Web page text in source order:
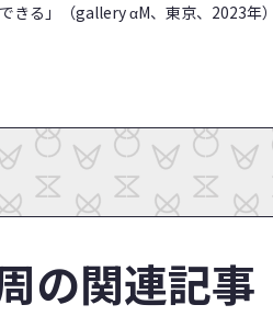
きる」（gallery αM、東京、2023年）
の関連記事